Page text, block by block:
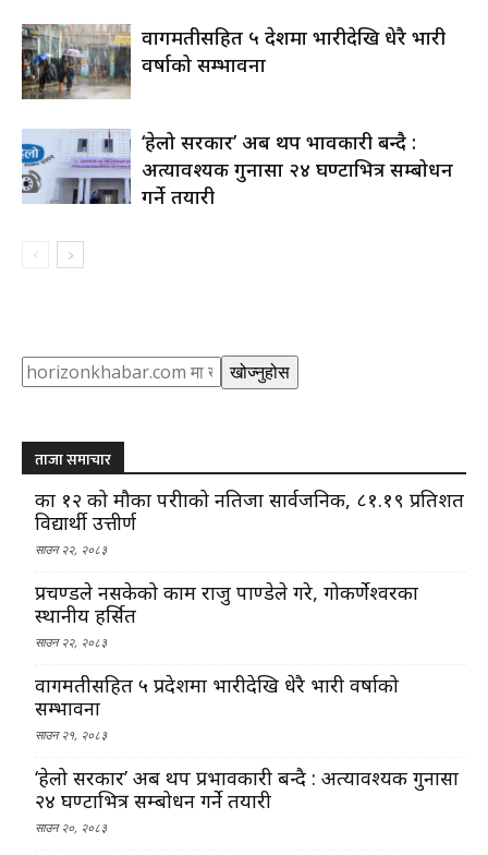
वागमतीसहित ५ प्रदेशमा भारीदेखि धेरै भारी
वर्षाको सम्भावना
‘हेलो सरकार’ अब थप प्रभावकारी बन्दै :
अत्यावश्यक गुनासा २४ घण्टाभित्र सम्बोधन
गर्ने तयारी
Search खोज्नुहोस
ताजा समाचार
कक्षा १२ को मौका परीक्षाको नतिजा सार्वजनिक, ८१.१९ प्रतिशत
विद्यार्थी उत्तीर्ण
साउन २२, २०८३
प्रचण्डले नसकेको काम राजु पाण्डेले गरे, गोकर्णेश्वरका
स्थानीय हर्सित
साउन २२, २०८३
वागमतीसहित ५ प्रदेशमा भारीदेखि धेरै भारी वर्षाको
सम्भावना
साउन २१, २०८३
‘हेलो सरकार’ अब थप प्रभावकारी बन्दै : अत्यावश्यक गुनासा
२४ घण्टाभित्र सम्बोधन गर्ने तयारी
साउन २०, २०८३